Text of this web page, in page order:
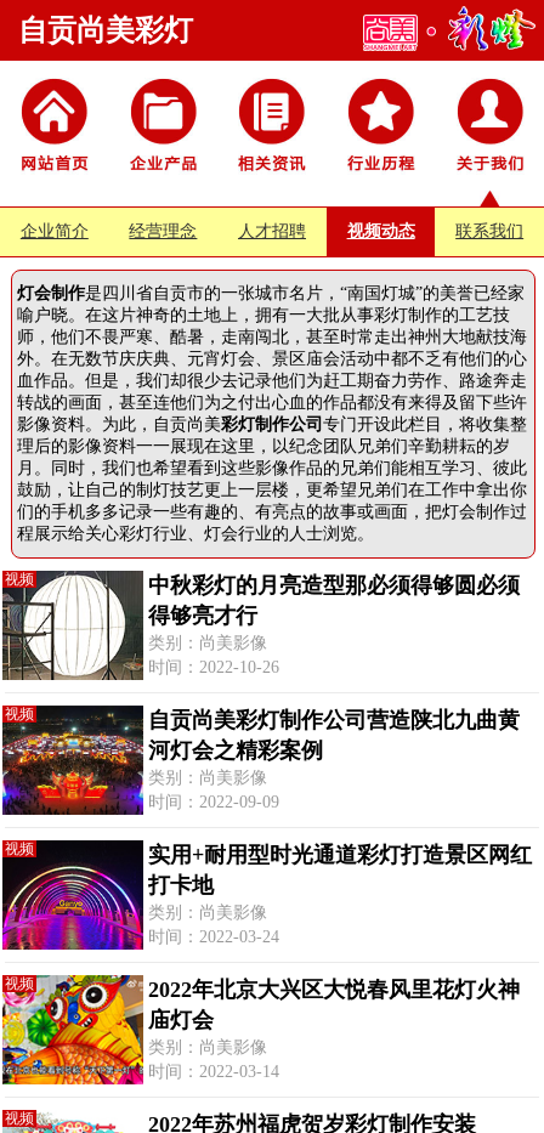
自贡尚美彩灯
企业简介 经营理念 人才招聘 视频动态 联系我们
灯会制作是四川省自贡市的一张城市名片，“南国灯城”的美誉已经家
喻户晓。在这片神奇的土地上，拥有一大批从事彩灯制作的工艺技
师，他们不畏严寒、酷暑，走南闯北，甚至时常走出神州大地献技海
外。在无数节庆庆典、元宵灯会、景区庙会活动中都不乏有他们的心
血作品。但是，我们却很少去记录他们为赶工期奋力劳作、路途奔走
转战的画面，甚至连他们为之付出心血的作品都没有来得及留下些许
影像资料。为此，自贡尚美彩灯制作公司专门开设此栏目，将收集整
理后的影像资料一一展现在这里，以纪念团队兄弟们辛勤耕耘的岁
月。同时，我们也希望看到这些影像作品的兄弟们能相互学习、彼此
鼓励，让自己的制灯技艺更上一层楼，更希望兄弟们在工作中拿出你
们的手机多多记录一些有趣的、有亮点的故事或画面，把灯会制作过
程展示给关心彩灯行业、灯会行业的人士浏览。
视频
中秋彩灯的月亮造型那必须得够圆必须
得够亮才行
类别：尚美影像
时间：2022-10-26
视频
自贡尚美彩灯制作公司营造陕北九曲黄
河灯会之精彩案例
类别：尚美影像
时间：2022-09-09
视频
实用+耐用型时光通道彩灯打造景区网红
打卡地
类别：尚美影像
时间：2022-03-24
视频
2022年北京大兴区大悦春风里花灯火神
庙灯会
类别：尚美影像
时间：2022-03-14
视频 2022年苏州福虎贺岁彩灯制作安装